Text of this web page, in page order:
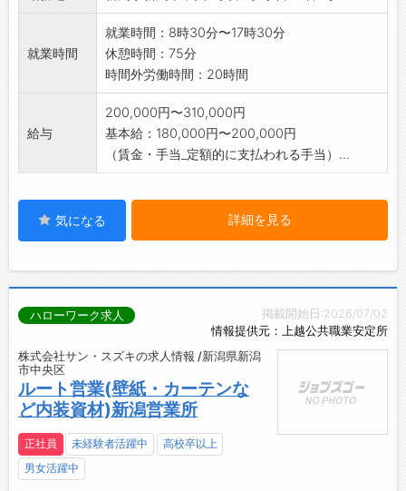
就業時間
就業時間：8時30分〜17時30分
休憩時間：75分
時間外労働時間：20時間
給与
200,000円〜310,000円
基本給：180,000円〜200,000円
（賃金・手当_定額的に支払われる手当）...
気になる 詳細を見る
掲載開始日:2026/07/02
情報提供元：上越公共職業安定所
ハローワーク求人
株式会社サン・スズキの求人情報 /新潟県新潟
市中央区
ルート営業(壁紙・カーテンな
ど内装資材)新潟営業所
正社員 未経験者活躍中
高校卒以上
男女活躍中